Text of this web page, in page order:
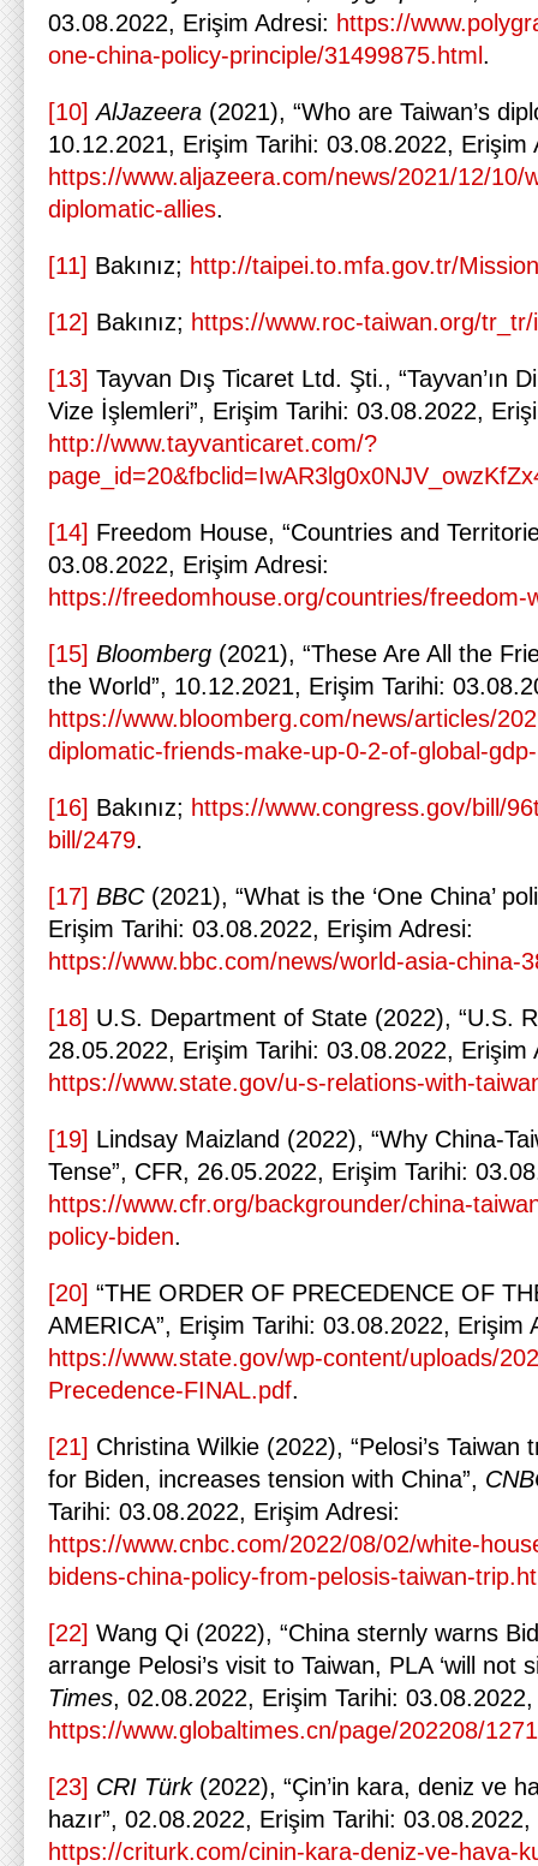
03.08.2022, Erişim Adresi: https://
one-china-policy-principle/31499875.html .
[10] AlJazeera (2021), “Who are Taiwan’s
10.12.2021, Erişim Tarihi: 03.08.2022, Erişim
https://www.aljazeera.com/news/2021/12/10/
diplomatic-allies.
[11] Bakınız; http://taipei.to.mfa.gov.tr/Mission
[12] Bakınız; https://www.roc-taiwan.org/
[13] Tayvan Dış Ticaret Ltd. Şti., “Tayvan’ın
Vize İşlemleri”, Erişim Tarihi: 03.08.2022,
http://www.tayvanticaret.com/?
[14] Freedom House, “Countries and
03.08.2022, Erişim Adresi:
https://freedomhouse.org/countries/freedom-
[15] Bloomberg (2021), “These Are All the
the World”, 10.12.2021, Erişim Tarihi:
https://www.bloomberg.com/news/articles/
diplomatic-friends-make-up-0-2-of-global-
[16] Bakınız; https://www.congress.gov/bill/
bill/2479.
[17] BBC(2021), “What is the ‘One China’
Erişim Tarihi: 03.08.2022, Erişim Adresi:
https://www.bbc.com/news/world-asia-china-
[18] U.S. Department of State (2022), “U.S.
28.05.2022, Erişim Tarihi: 03.08.2022, Erişim
https://www.state.gov/u-s-relations-with-
[19] Lindsay Maizland (2022), “Why China-
Tense”, CFR, 26.05.2022, Erişim Tarihi:
https://www.cfr.org/backgrounder/china-
policy-biden.
[20] “THE ORDER OF PRECEDENCE OF
AMERICA”, Erişim Tarihi: 03.08.2022, Erişim
https://www.state.gov/wp-content/uploads/
Precedence-FINAL.pdf.
[21] Christina Wilkie (2022), “Pelosi’s Taiwan
for Biden, increases tension with China”,
Tarihi: 03.08.2022, Erişim Adresi:
https://www.cnbc.com/2022/08/02/white-
bidens-china-policy-from-pelosis-taiwan-
[22] Wang Qi (2022), “China sternly warns
arrange Pelosi’s visit to Taiwan, PLA ‘will not
Times, 02.08.2022, Erişim Tarihi:
https://www.globaltimes.cn/page/202208/
[23] CRI Türk (2022), “Çin’in kara, deniz ve
hazır”, 02.08.2022, Erişim Tarihi:
https://criturk.com/cinin-kara-deniz-ve-hava-